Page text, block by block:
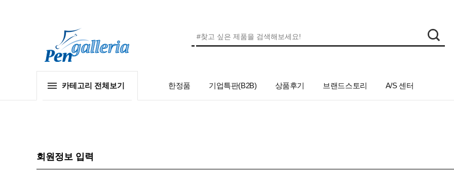
카테고리 전체보기 한정품 기업특판(B2B) 상품후기 브랜드스토리 A/S 센터
회원정보 입력